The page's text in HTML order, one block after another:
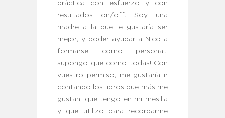
práctica con esfuerzo y con
resultados on/off. Soy una
madre a la que le gustaría ser
mejor, y poder ayudar a Nico a
formarse como persona…
supongo que como todas! Con
vuestro permiso, me gustaría ir
contando los libros que más me
gustan, que tengo en mi mesilla
y que utilizo para recordarme